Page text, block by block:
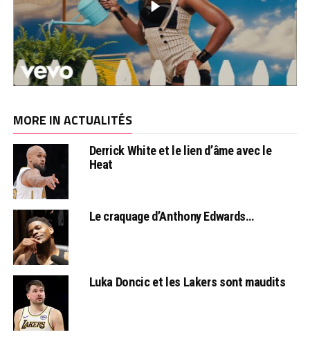
MORE IN ACTUALITÉS
Derrick White et le lien d’âme avec le
Heat
Le craquage d’Anthony Edwards…
Luka Doncic et les Lakers sont maudits